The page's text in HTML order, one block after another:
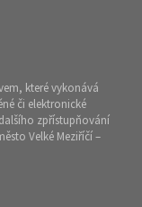
které vykonává
či elektronické
zpřístupňování
Velké Meziříčí –